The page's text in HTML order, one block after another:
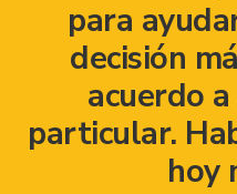
para
decisión
acuerdo
particular.
hoy